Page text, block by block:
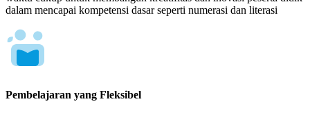
dalam mencapai kompetensi dasar seperti numerasi dan literasi
Pembelajaran yang Fleksibel